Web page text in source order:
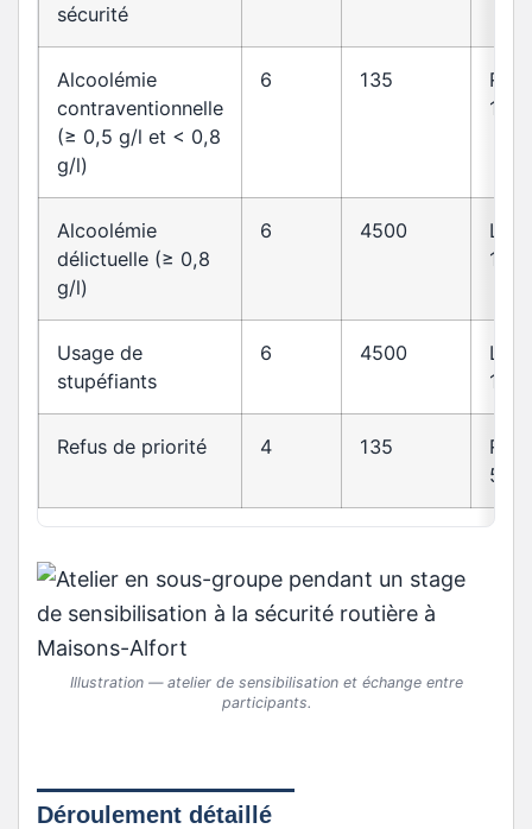
sécurité
Alcoolémie
contraventionnelle
(≥ 0,5 g/l et < 0,8
g/l)
6 135
1
Alcoolémie
délictuelle (≥ 0,8
g/l)
6 4500
1
Usage de
stupéfiants
6 4500
1
Refus de priorité 4 135
5
Illustration — atelier de sensibilisation et échange entre
participants.
Déroulement détaillé